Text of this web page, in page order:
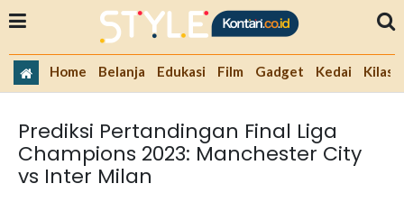
Home Belanja Edukasi Film Gadget Kedai Kilas
Prediksi Pertandingan Final Liga
Champions 2023: Manchester City
vs Inter Milan